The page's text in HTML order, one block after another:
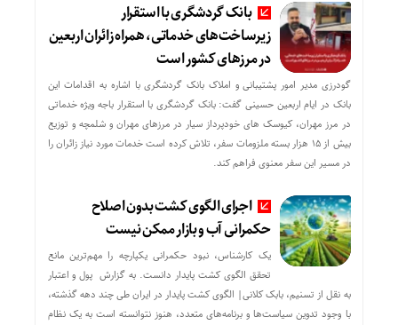
بانک گردشگری با استقرار
زیرساخت‌های خدماتی، همراه زائران اربعین
در مرزهای کشور است
گودرزی مدیر امور پشتیبانی و املاک بانک گردشگری با اشاره به اقدامات این
بانک در ایام اربعین حسینی گفت: بانک گردشگری با استقرار باجه ویژه خدماتی
در مرز مهران، کیوسک های خودپرداز سیار در مرزهای مهران و شلمچه و توزیع
بیش از ۱۵ هزار بسته ملزومات سفر، تلاش کرده است خدمات مورد نیاز زائران را
در مسیر این سفر معنوی فراهم کند.
اجرای الگوی کشت بدون اصلاح
حکمرانی آب و بازار ممکن نیست
یک کارشناس، نبود حکمرانی یکپارچه را مهم‌ترین مانع
تحقق الگوی کشت پایدار دانست. به گزارش پول و اعتبار
به نقل از تسنیم، بابک کلانی| الگوی کشت پایدار در ایران طی چند دهه گذشته،
با وجود تدوین سیاست‌ها و برنامه‌های متعدد، هنوز نتوانسته است به یک نظام